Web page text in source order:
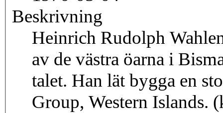
Beskrivning
Heinrich Rudolph
av de västra öarna i
talet. Han lät bygga en